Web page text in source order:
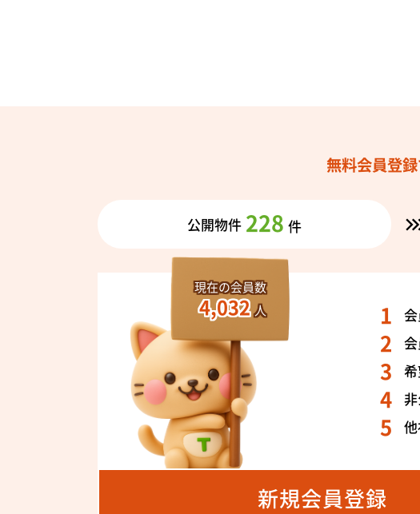
無料会員登
公開物件 228 件
現在の会員数
4,032 人
新規会員登録